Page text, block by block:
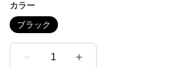
カラー
ブラック
1